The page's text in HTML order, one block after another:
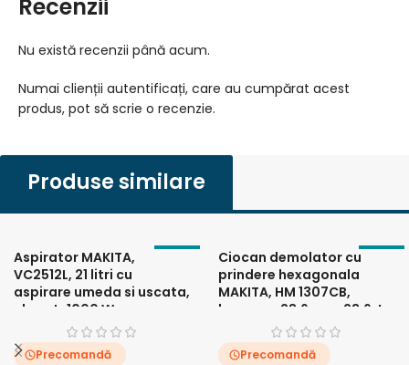
Recenzii
Nu există recenzii până acum.
Numai clienții autentificați, care au cumpărat acest
produs, pot să scrie o recenzie.
Produse similare
Aspirator MAKITA,
VC2512L, 21 litri cu
aspirare umeda si uscata,
clasa L, 1000 W
Precomandă
Ciocan demolator cu
prindere hexagonala
MAKITA, HM 1307CB,
hexagon 28,6 mm, 23,6 J,
Precomandă